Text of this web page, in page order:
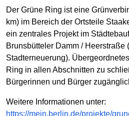
Der Grüne Ring ist eine
km) im Bereich der Ortsteile
ein zentrales Projekt im
Brunsbütteler Damm / Heerstraße
Stadterneuerung).
Ring in allen Abschnitten zu
Bürgerinnen und Bürger
Weitere Informationen unter:
https://mein.berlin.de/projekte/